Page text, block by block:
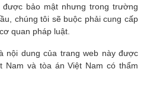
bảo mật nhưng trong trường
chúng tôi sẽ buộc phải cung cấp
quan pháp luật.
nội dung của trang web này được
Nam và tòa án Việt Nam có thẩm